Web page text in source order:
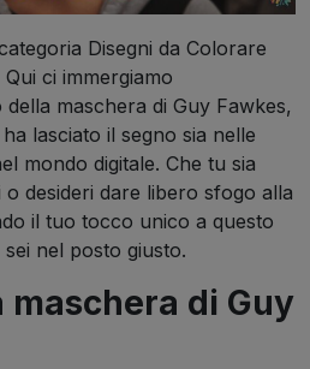
Disegni da Colorare
ci immergiamo
della maschera di Guy Fawkes,
lasciato il segno sia nelle
mondo digitale. Che tu sia
desideri dare libero sfogo alla
il tuo tocco unico a questo
nel posto giusto.
maschera di Guy